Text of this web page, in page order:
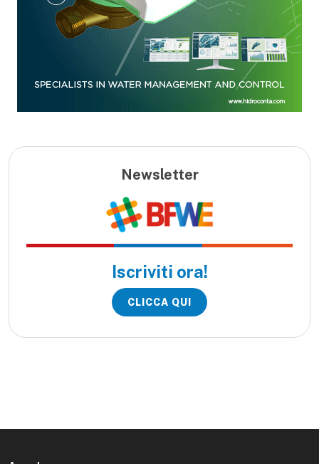
Newsletter
Iscriviti ora!
CLICCA QUI